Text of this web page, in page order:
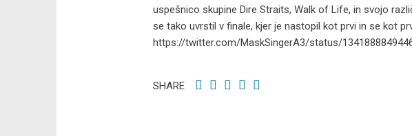
uspešnico skupine Dire Straits, Walk of Life, in svojo
se tako uvrstil v finale, kjer je nastopil kot prvi in se kot
https://twitter.com/MaskSingerA3/status/
SHARE